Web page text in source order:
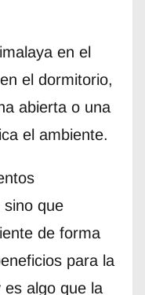
en el
el dormitorio,
abierta o una
el ambiente.
que
de forma
para la
algo que la